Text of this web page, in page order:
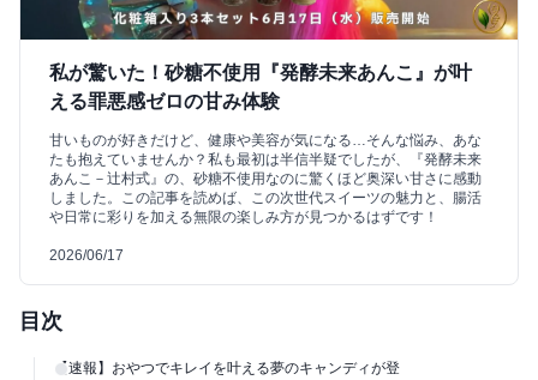
私が驚いた！砂糖不使用『発酵未来あんこ』が叶
える罪悪感ゼロの甘み体験
甘いものが好きだけど、健康や美容が気になる…そんな悩み、あな
たも抱えていませんか？私も最初は半信半疑でしたが、『発酵未来
あんこ－辻村式』の、砂糖不使用なのに驚くほど奥深い甘さに感動
しました。この記事を読めば、この次世代スイーツの魅力と、腸活
や日常に彩りを加える無限の楽しみ方が見つかるはずです！
2026/06/17
目次
【速報】おやつでキレイを叶える夢のキャンディが登